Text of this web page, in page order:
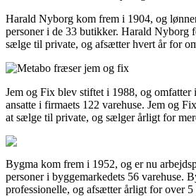
Harald Nyborg kom frem i 1904, og
personer i de 33 butikker. Harald Nyborg
sælge til private, og afsætter hvert år for
Jem og Fix blev stiftet i 1988, og omfatter
ansatte i firmaets 122 varehuse. Jem og
at sælge til private, og sælger årligt for
Bygma kom frem i 1952, og er nu
personer i byggemarkedets 56 varehuse.
professionelle, og afsætter årligt for over